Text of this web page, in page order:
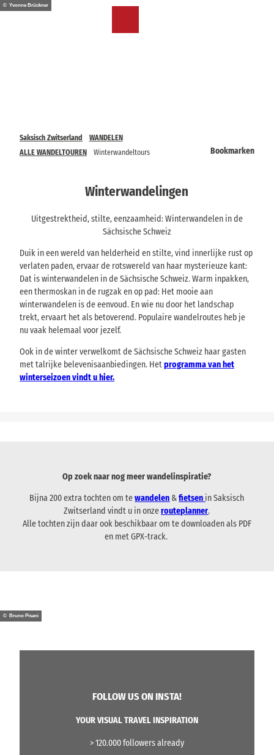
T© Yvonne Brückner
Saksisch Zwitserland
WANDELEN
ALLE WANDELTOUREN
Winterwandeltours Bookmarken
Winterwandelingen
Uitgestrektheid, stilte, eenzaamheid: Winterwandelen in de
Sächsische Schweiz
Duik in een wereld van helderheid en stilte, vind innerlijke rust op
verlaten paden, ervaar de rotswereld van haar mysterieuze kant:
Dat is winterwandelen in de Sächsische Schweiz. Warm inpakken,
een thermoskan in de rugzak en op pad: Het mooie aan
winterwandelen is de eenvoud. En wie nu door het landschap
trekt, ervaart het als betoverend. Populaire wandelroutes heb je
nu vaak helemaal voor jezelf.
Ook in de winter verwelkomt de Sächsische Schweiz haar gasten
met talrijke belevenisaanbiedingen. Hetprogramma van het
winterseizoen vindt u hier.
Op zoek naar nog meer wandelinspiratie?
Bijna 200 extra tochten om tewandelen &fietsen in Saksisch
Zwitserland vindt u in onzerouteplanner.
Alle tochten zijn daar ook beschikbaar om te downloaden als PDF
en met GPX-track.
© Bruno Pisani
FOLLOW US ON INSTA!
YOUR VISUAL TRAVEL INSPIRATION
> 120.000 followers already